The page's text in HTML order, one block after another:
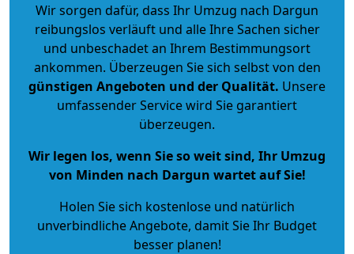
Wir sorgen dafür, dass Ihr Umzug nach Dargun
reibungslos verläuft und alle Ihre Sachen sicher
und unbeschadet an Ihrem Bestimmungsort
ankommen. Überzeugen Sie sich selbst von den
günstigen Angeboten und der Qualität. Unsere
umfassender Service wird Sie garantiert
überzeugen.
Wir legen los, wenn Sie so weit sind, Ihr Umzug
von Minden nach Dargun wartet auf Sie!
Holen Sie sich kostenlose und natürlich
unverbindliche Angebote, damit Sie Ihr Budget
besser planen!